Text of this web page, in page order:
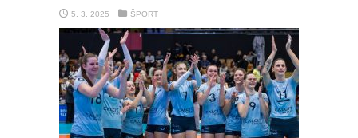
5. 3. 2025 ŠPORT